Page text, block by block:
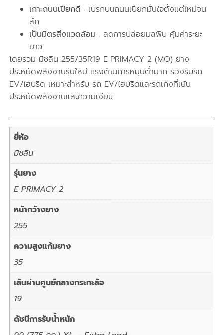
เกาะถนนเปียกดี : เบรกบนถนนเปียกมั่นใจตั้งแต่ใหม่จน
สึก
เป็นมิตรสิ่งแวดล้อม : ลดการปล่อยมลพิษ คุ้มค่าระยะ
ยาว
โดยรวม มิชลิน 255/35R19 E PRIMACY 2 (MO) ยาง
ประหยัดพลังงานรุ่นใหม่ แรงต้านการหมุนต่ำมาก รองรับรถ
EV/ไฮบริด เหมาะสำหรับ รถ EV/ไฮบริดและรถเก๋งที่เน้น
ประหยัดพลังงานและความเงียบ
ยี่ห้อ
มิชลิน
รุ่นยาง
E PRIMACY 2
หน้ากว้างยาง
255
ความสูงแก้มยาง
35
เส้นผ่านศูนย์กลางกระทะล้อ
19
ดัชนีการรับน้ำหนัก